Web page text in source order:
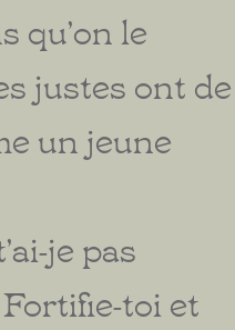
qu’on le
justes ont de
un jeune
je pas
toi et